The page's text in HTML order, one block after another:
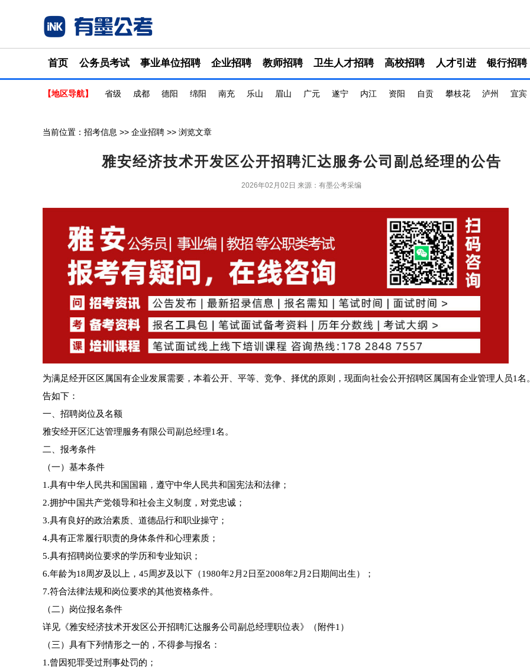
首页 公务员考试 事业单位招聘 企业招聘 教师招聘 卫生人才招聘 高校招聘 人才引进 银行招聘
【地区导航】 省级 成都 德阳 绵阳 南充 乐山 眉山 广元 遂宁 内江 资阳 自贡 攀枝花 泸州 宜宾
当前位置： 招考信息 >> 企业招聘 >> 浏览文章
雅安经济技术开发区公开招聘汇达服务公司副总经理的公告
2026年02月02日 来源：有墨公考采编
为满足经开区区属国有企业发展需要，本着公开、平等、竞争、择优的原则，现面向社会公开招聘区属国有企业管理人员1名
告如下：
一、招聘岗位及名额
雅安经开区汇达管理服务有限公司副总经理1名。
二、报考条件
（一）基本条件
1.具有中华人民共和国国籍，遵守中华人民共和国宪法和法律；
2.拥护中国共产党领导和社会主义制度，对党忠诚；
3.具有良好的政治素质、道德品行和职业操守；
4.具有正常履行职责的身体条件和心理素质；
5.具有招聘岗位要求的学历和专业知识；
6.年龄为18周岁及以上，45周岁及以下（1980年2月2日至2008年2月2日期间出生）；
7.符合法律法规和岗位要求的其他资格条件。
（二）岗位报名条件
详见《雅安经济技术开发区公开招聘汇达服务公司副总经理职位表》（附件1）
（三）具有下列情形之一的，不得参与报名：
1.曾因犯罪受过刑事处罚的；